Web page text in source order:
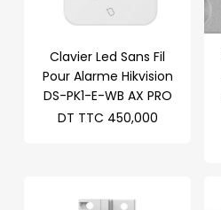
Clavier Led Sans Fil
Pour Alarme Hikvision
DS-PK1-E-WB AX PRO
DT TTC 450,000